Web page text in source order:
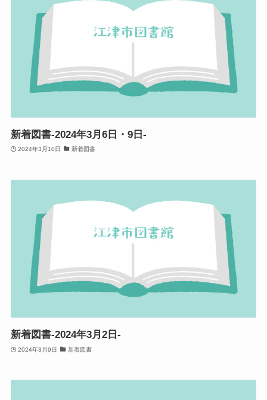
新着図書-2024年3月6日・9日-
2024年3月10日 新着図書
新着図書-2024年3月2日-
2024年3月9日 新着図書